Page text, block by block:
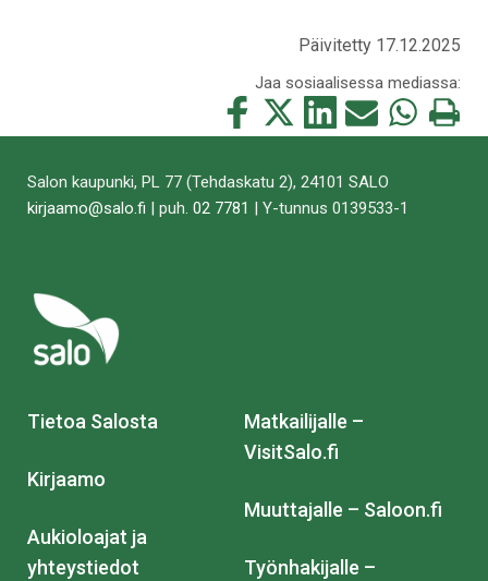
Päivitetty 17.12.2025
Jaa sosiaalisessa mediassa:
Jaa
tämä
Jaa
tämä
Jaa
tämä
Jaa
tämä
Jaa
tämä
Tulosta
tämä
Salon kaupunki, PL 77 (Tehdaskatu 2), 24101 SALO
kirjaamo@salo.fi | puh. 02 7781 | Y-tunnus 0139533-1
Tietoa Salosta
Kirjaamo
Aukioloajat ja
yhteystiedot
Matkailijalle –
VisitSalo.fi
Muuttajalle – Saloon.fi
Työnhakijalle –